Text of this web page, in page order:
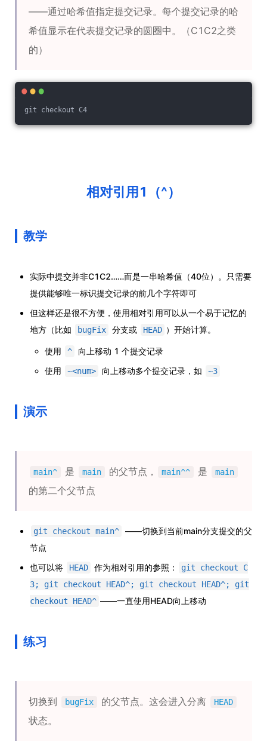
——通过哈希值指定提交记录。每个提交记录的哈
希值显示在代表提交记录的圆圈中。（C1C2之类
的）
git checkout C4
相对引用1（^）
教学
实际中提交并非C1C2……而是一串哈希值（40位）。只需要
提供能够唯一标识提交记录的前几个字符即可
但这样还是很不方便，使用相对引用可以从一个易于记忆的
地方（比如
bugFix 分支或 HEAD ）开始计算。
使用 ^
向上移动 1 个提交记录
使用
~<num> 向上移动多个提交记录，如 ~3
演示
main^ 是 main 的父节点， main^^ 是 main
的第二个父节点
git checkout main^
——切换到当前main分支提交的父
节点
也可以将
HEAD 作为相对引用的参照：
git checkout C
3; git checkout HEAD^; git checkout HEAD^; git
checkout HEAD^ ——一直使用HEAD向上移动
练习
切换到 bugFix 的父节点。这会进入分离 HEAD
状态。